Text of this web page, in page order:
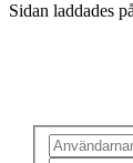
Sidan laddades